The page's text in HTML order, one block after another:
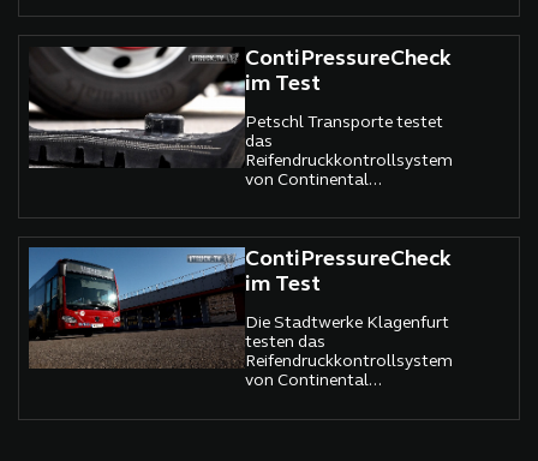
Westeuropa unterzeichnet.
ContiPressureCheck
im Test
Petschl Transporte testet
das
Reifendruckkontrollsystem
von Continental...
ContiPressureCheck
im Test
Die Stadtwerke Klagenfurt
testen das
Reifendruckkontrollsystem
von Continental...